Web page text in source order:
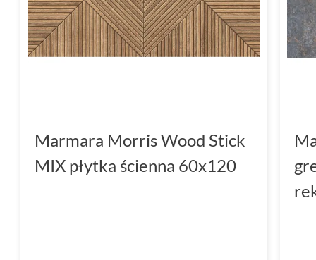
Marmara Morris Wood Stick
MIX płytka ścienna 60x120